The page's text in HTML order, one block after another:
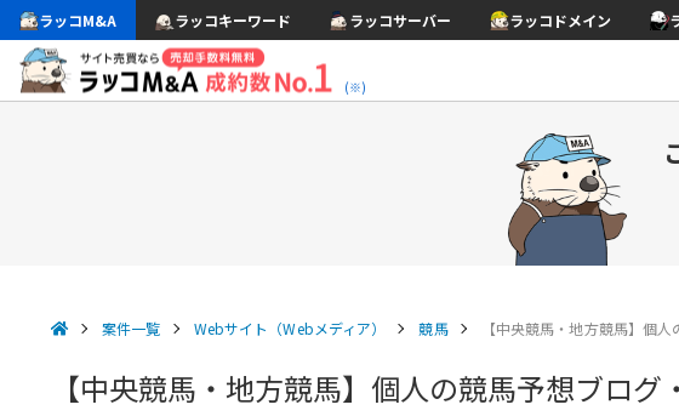
ラッコM&A ラッコキーワード ラッコサーバー ラッコドメイン
(※)
案件一覧 Webサイト（Webメディア） 競馬 【中央競馬・地方競馬】個
【中央競馬・地方競馬】個人の競馬予想ブロ